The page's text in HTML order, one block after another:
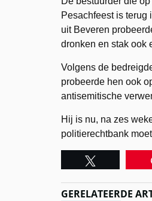
Pesachfeest is terug
uit Beveren
dronken en stak ook
Volgens de
probeerde hen ook
antisemitische
Hij is nu, na zes
politierechtbank
GERELATEERDE